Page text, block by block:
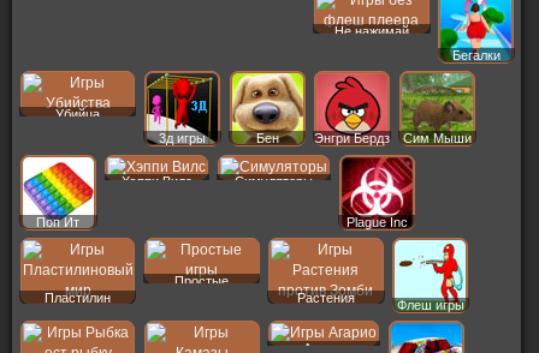
Не нажимай
Бегалки
Убийца
3д игры
Бен Энгри Бердз Сим Мыши
Поп Ит
Хэппи Вилс Симуляторы
Plague Inc
Пластилин
Простые
Растения
Флеш игры
Агарио